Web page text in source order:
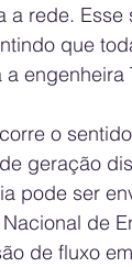
rede.
que
engenheira
o
geração
pode ser
de
de fluxo